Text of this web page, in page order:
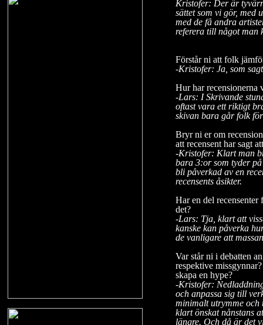
Kristofer: Der är
sättet som vi gör, med
med de få andra
referera till något man
Förstår ni att folk
-Kristofer: Ja, som
Hur har recensionerna
-Lars: I Skrivande
oftast vara ett riktigt
skivan bara går folk
Bryr ni er om
att recensent har sagt
-Kristofer: Klart man
bara 3:or som tyder
bli påverkad av en
recensents åsikter.
Har en del
det?
-Lars: Tja, klart att
kanske kan påverka
de vanligare att
Var står ni i debatten
respektive
skapa en hype?
-Kristofer:
och anpassa sig till
minimalt utrymme och
klart önskat nånstans
längre. Och då är det